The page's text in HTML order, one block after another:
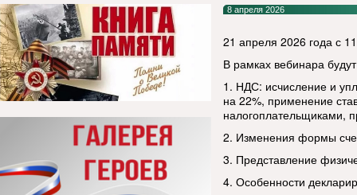
8 апреля 2026
21 апреля 2026 года с
В рамках вебинара
1. НДС: исчисление и
на 22%, применение
налогоплательщиками,
2. Изменения формы
3. Представление
4. Особенности